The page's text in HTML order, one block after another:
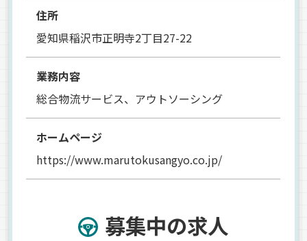
住所
愛知県稲沢市正明寺2丁目27-22
業務内容
総合物流サービス、アウトソーシング
ホームページ
https://www.marutokusangyo.co.jp/
募集中の求人